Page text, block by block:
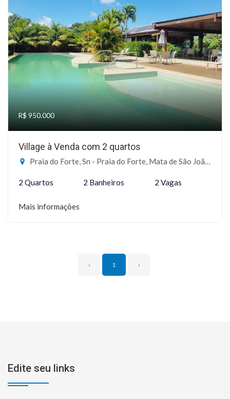
R$ 950.000
Village à Venda com 2 quartos
Praia do Forte, Sn - Praia do Forte, Mata de São João-BA
2 Quartos 2 Banheiros 2 Vagas
Mais informações
‹ 1 ›
Edite seu links